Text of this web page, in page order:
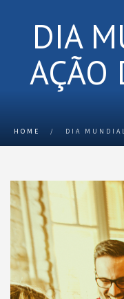
DIA
AÇÃO
HOME / DIA